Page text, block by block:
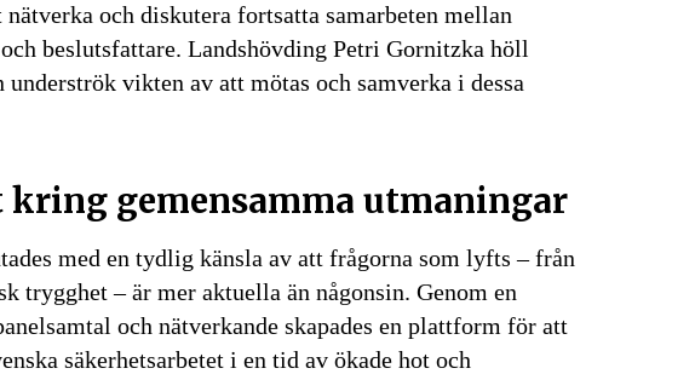
och diskutera fortsatta samarbeten mellan
beslutsfattare. Landshövding Petri Gornitzka höll
vikten av att mötas och samverka i dessa
kring gemensamma utmaningar
med en tydlig känsla av att frågorna som lyfts – från
trygghet – är mer aktuella än någonsin. Genom en
och nätverkande skapades en plattform för att
säkerhetsarbetet i en tid av ökade hot och